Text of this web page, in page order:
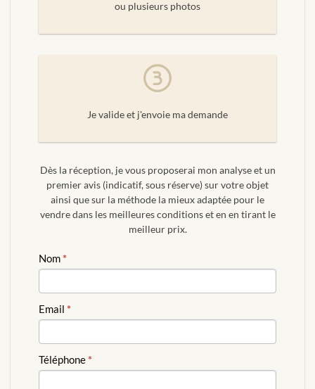
ou plusieurs photos
Je valide et j'envoie ma demande
Dès la réception, je vous proposerai mon analyse et un
premier avis (indicatif, sous réserve) sur votre objet
ainsi que sur la méthode la mieux adaptée pour le
vendre dans les meilleures conditions et en en tirant le
meilleur prix.
ESTIMATION
GRATUITE
Nom*
Email *
Téléphone*